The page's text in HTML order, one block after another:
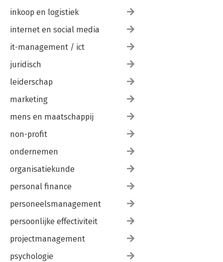
inkoop en logistiek
internet en social media
it-management / ict
juridisch
leiderschap
marketing
mens en maatschappij
non-profit
ondernemen
organisatiekunde
personal finance
personeelsmanagement
persoonlijke effectiviteit
projectmanagement
psychologie